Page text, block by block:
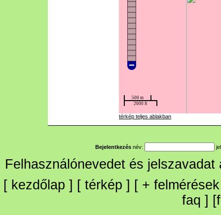
térkép teljes ablakban
Bejelentkezés név:
Felhasználónevedet és
[ kezdőlap ] [ térkép ] [ + felmérések
faq ] [